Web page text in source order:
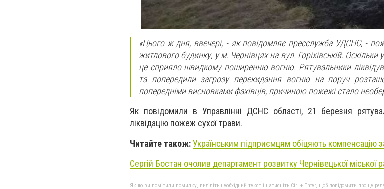
«Цього ж дня, ввечері, - як повідомляє пресслужба УДСНС, -
житлового будинку, у м. Чернівцях на вул. Горіхівській. Оскільки
це сприяло швидкому поширенню вогню. Рятувальники
та попередили загрозу перекидання вогню на поруч
попередніми висновками фахівців, причиною пожежі стало
Як повідомили в Управлінні ДСНС області, 21 березня
ліквідацію пожеж сухої трави.
Читайте також:Українським підприємцям обіцяють компенсацію
Сергій Бостан очолив департамент розвитку Чернівецької міської
Якщо ви помітили помилку, виділіть необхідний текст і натисніть Ctrl + Enter, щоб повідомити про це